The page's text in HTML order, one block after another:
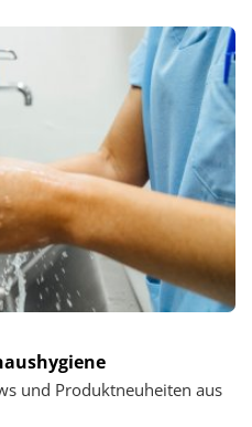
und Produktneuheiten aus